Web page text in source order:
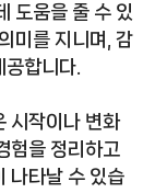
도움을 줄 수 있
미를 지니며, 감
합니다.
시작이나 변화
험을 정리하고
나타날 수 있습